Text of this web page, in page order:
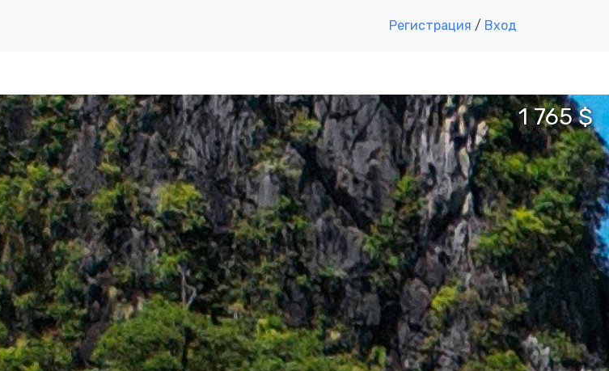
Регистрация / Вход
1 765 $